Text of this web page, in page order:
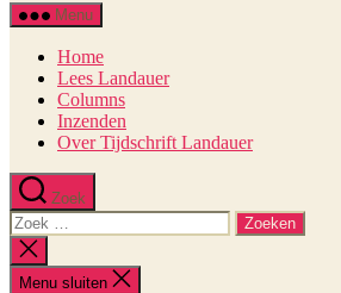
Literair
Tijdschrift
Landauer
Menu
Home
Lees Landauer
Columns
Inzenden
Over Tijdschrift Landauer
Zoek
Zoeken
naar:
Zoeken
sluiten
Menu sluiten